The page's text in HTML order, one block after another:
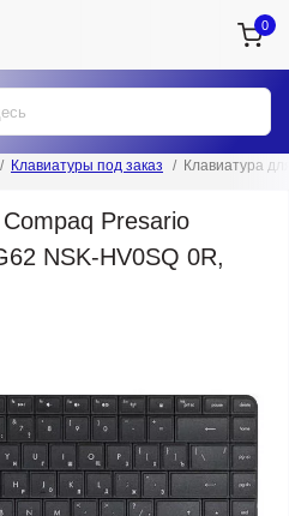
0
Клавиатуры под заказ Клавиатура
Presario
NSK-HV0SQ 0R,